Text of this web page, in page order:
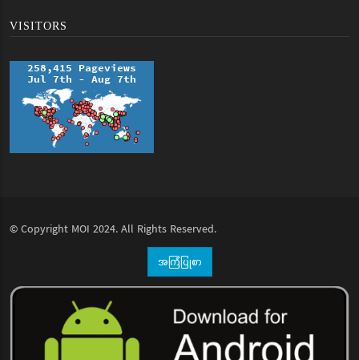
VISITORS
© Copyright MOI 2024. All Rights Reserved.
အကြံပြုစာ